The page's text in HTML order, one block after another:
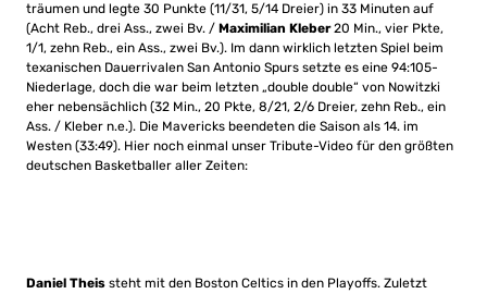
träumen und legte 30 Punkte (11/31, 5/14 Dreier) in 33 Minuten auf
(Acht Reb., drei Ass., zwei Bv. / Maximilian Kleber20 Min., vier Pkte,
1/1, zehn Reb., ein Ass., zwei Bv.). Im dann wirklich letzten Spiel beim
texanischen Dauerrivalen San Antonio Spurs setzte es eine 94:105-
Niederlage, doch die war beim letzten „double double“ von Nowitzki
eher nebensächlich (32 Min., 20 Pkte, 8/21, 2/6 Dreier, zehn Reb., ein
Ass. / Kleber n.e.). Die Mavericks beendeten die Saison als 14. im
Westen (33:49). Hier noch einmal unser Tribute-Video für den größten
deutschen Basketballer aller Zeiten:
Daniel Theis steht mit den Boston Celtics in den Playoffs. Zuletzt